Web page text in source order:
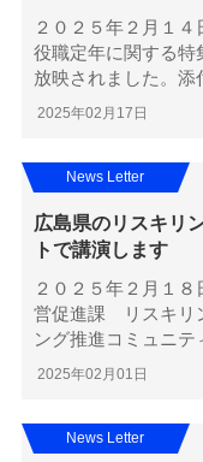
２０２５年２月１４
役職定年に関する特
放映されました。添
2025年02月17日
広島県のリスキリ
トで講演します
２０２５年２月１
営促進課 リスキリ
ング推進コミュニテ
2025年02月01日
News Letter
News Letter